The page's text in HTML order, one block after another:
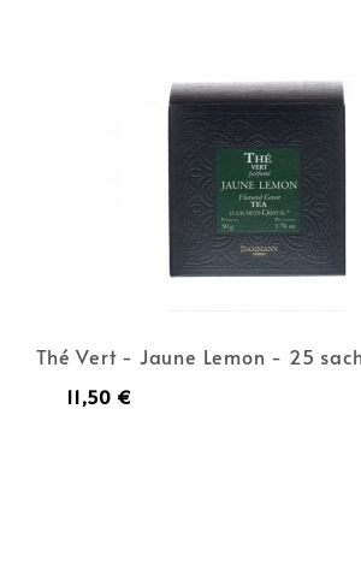
Thé Vert - Jaune Lemon - 25
11,50 €